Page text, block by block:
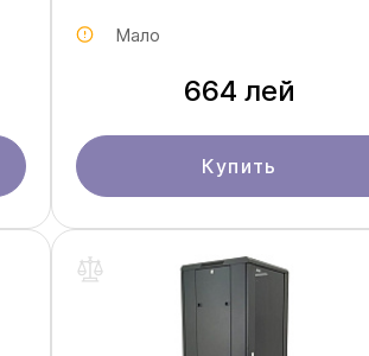
Мало
664 лей
Купить